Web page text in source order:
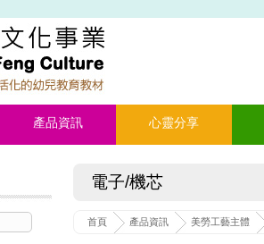
產品資訊 心靈分享
電子/機芯
首頁 產品資訊 美勞工藝主體